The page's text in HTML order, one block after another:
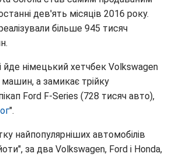
дев'ять місяців 2016 року.
більше 945 тисяч
йде німецький хетчбек Volkswagen
а замикає трійку
Ford F-Series (728 тисяч авто),
".
найпопулярніших автомобілів
за два Volkswagen, Ford і Honda,